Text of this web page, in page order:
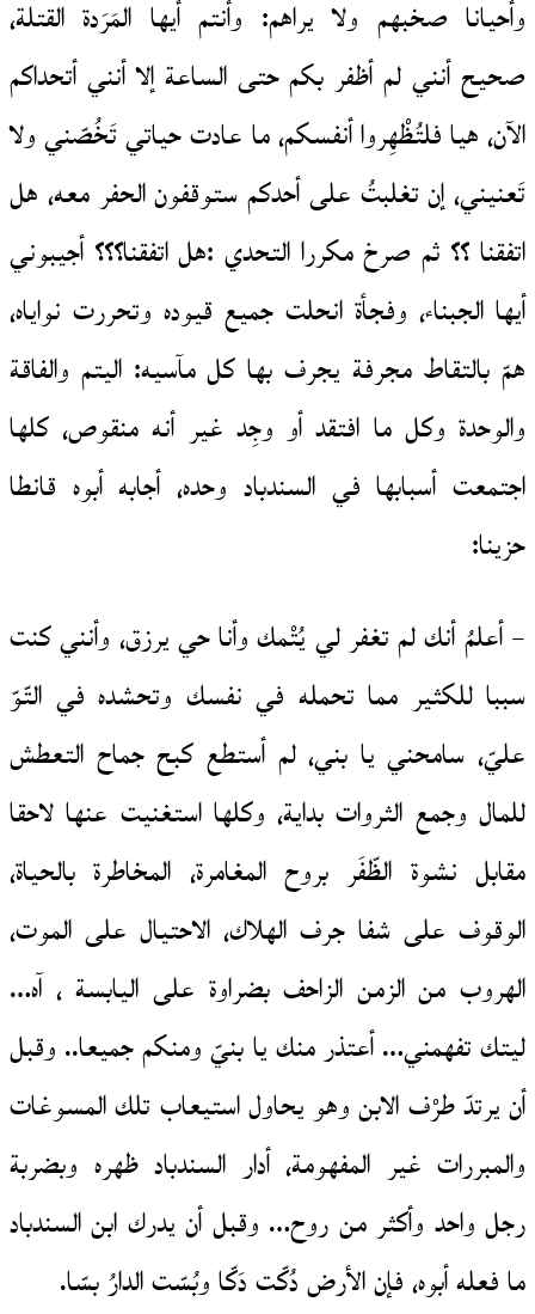
وأحيانا صخبهم ولا يراهم: وأنتم أيها المَرَدة القتلة،
صحيح أنني لم أظفر بكم حتى الساعة إلا أنني أتحداكم
الآن، هيا فلتُظْهِروا أنفسكم، ما عادت حياتي تَخُصّني ولا
تَعنيني، إن تغلبتُ على أحدكم ستوقفون الحفر معه، هل
اتفقنا ؟؟ ثم صرخ مكررا التحدي :هل اتفقنا؟؟؟ أجيبوني
أيها الجبناء، وفجأة انحلت جميع قيوده وتحررت نواياه،
همّ بالتقاط مجرفة يجرف بها كل مآسيه: اليتم والفاقة
والوحدة وكل ما افتقد أو وجِد غير أنه منقوص، كلها
اجتمعت أسبابها في السندباد وحده، أجابه أبوه قانطا
حزينا:
– أعلمُ أنك لم تغفر لي يُتْمك وأنا حي يرزق، وأنني كنت
سببا للكثير مما تحمله في نفسك وتحشده في التّوّ
عليّ، سامحني يا بني، لم أستطع كبح جماح التعطش
للمال وجمع الثروات بداية، وكلها استغنيت عنها لاحقا
مقابل نشوة الظّفَر بروح المغامرة، المخاطرة بالحياة،
الوقوف على شفا جرف الهلاك، الاحتيال على الموت،
الهروب من الزمن الزاحف بضراوة على اليابسة ، آه…
ليتك تفهمني… أعتذر منك يا بنيّ ومنكم جميعا.. وقبل
أن يرتدّ طرْف الابن وهو يحاول استيعاب تلك المسوغات
والمبررات غير المفهومة، أدار السندباد ظهره وبضربة
رجل واحد وأكثر من روح… وقبل أن يدرك ابن السندباد
ما فعله أبوه، فإن الأرض دُكّت دَكّا وبُسّت الدارُ بسّا.